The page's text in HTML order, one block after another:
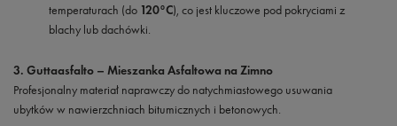
temperaturach (do 120°C), co jest kluczowe pod pokryciami z
blachy lub dachówki.
3. Guttaasfalto – Mieszanka Asfaltowa na Zimno
Profesjonalny materiał naprawczy do natychmiastowego usuwania
ubytków w nawierzchniach bitumicznych i betonowych.